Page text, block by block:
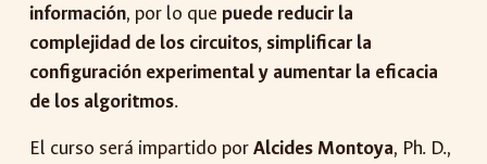
información, por lo que puede reducir la
complejidad de los circuitos, simplificar la
configuración experimental y aumentar la eficacia
de los algoritmos.
El curso será impartido porAlcides Montoya, Ph. D.,